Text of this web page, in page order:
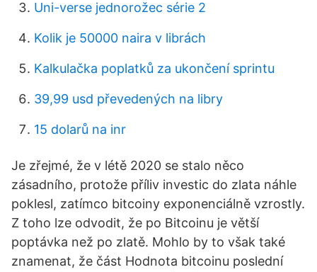
Uni-verse jednorožec série 2
Kolik je 50000 naira v librách
Kalkulačka poplatků za ukončení sprintu
39,99 usd převedených na libry
15 dolarů na inr
Je zřejmé, že v létě 2020 se stalo něco
zásadního, protože příliv investic do zlata náhle
poklesl, zatímco bitcoiny exponenciálně vzrostly.
Z toho lze odvodit, že po Bitcoinu je větší
poptávka než po zlatě. Mohlo by to však také
znamenat, že část Hodnota bitcoinu poslední